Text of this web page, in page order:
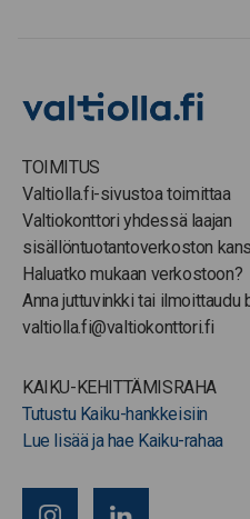
TOIMITUS
Valtiolla.fi-sivustoa toimittaa
Valtiokonttori yhdessä laajan
sisällöntuotantoverkoston
Haluatko mukaan verkostoon?
Anna juttuvinkki tai ilmoittaudu
valtiolla.fi@valtiokonttori.fi
KAIKU-KEHITTÄMISRAHA
Tutustu Kaiku-hankkeisiin
Lue lisää ja hae Kaiku-rahaa